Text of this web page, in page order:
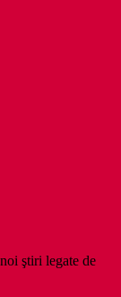
ştiri legate de